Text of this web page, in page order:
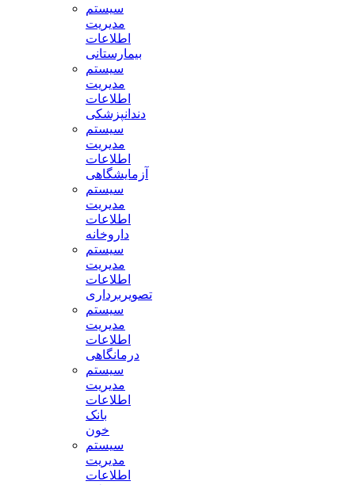
سیستم
مدیریت
اطلاعات
بیمارستانی
سیستم
مدیریت
اطلاعات
دندانپزشکی
سیستم
مدیریت
اطلاعات
آزمایشگاهی
سیستم
مدیریت
اطلاعات
داروخانه
سیستم
مدیریت
اطلاعات
تصویربرداری
سیستم
مدیریت
اطلاعات
درمانگاهی
سیستم
مدیریت
اطلاعات
بانک
خون
سیستم
مدیریت
اطلاعات